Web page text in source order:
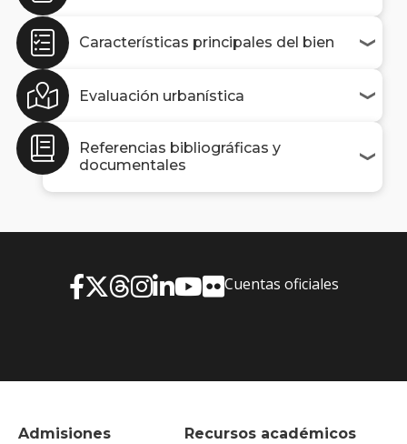
Características principales del bien
Evaluación urbanística
Referencias bibliográficas y
documentales
Admisiones Recursos académicos
Cuentas oficiales